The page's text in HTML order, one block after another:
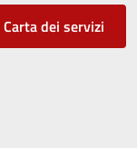
Carta dei servizi